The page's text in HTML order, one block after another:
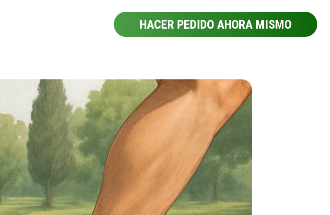
HACER PEDIDO AHORA MISMO